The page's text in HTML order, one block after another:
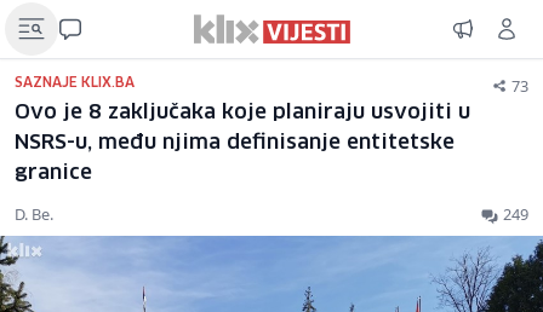
SAZNAJE KLIX.BA 73
Ovo je 8 zaključaka koje planiraju usvojiti u
NSRS-u, među njima definisanje entitetske
granice
D. Be. 249